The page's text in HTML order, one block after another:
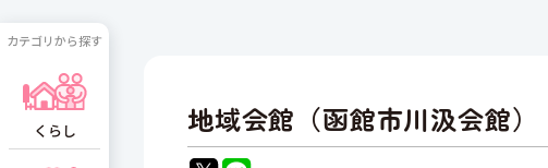
地域会館（函館市川汲会館）
カテゴリから探す
くらし